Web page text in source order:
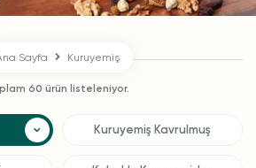
Sayfa Kuruyemiş
60 ürün listeleniyor.
Kuruyemiş Kavrulmuş